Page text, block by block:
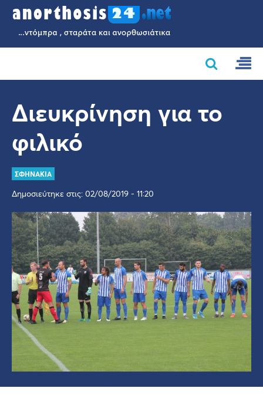
Διευκρίνηση για το
φιλικό
ΣΦΗΝΑΚΙΑ
Δημοσιεύτηκε στις: 02/08/2019 - 11:20